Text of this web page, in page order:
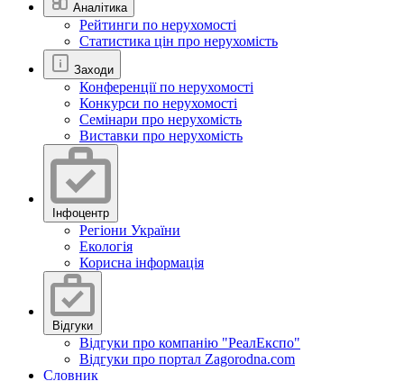
Аналітика
Рейтинги по нерухомості
Статистика цін про нерухомість
Заходи
Конференції по нерухомості
Конкурси по нерухомості
Семінари про нерухомість
Виставки про нерухомість
Інфоцентр
Регіони України
Екологія
Корисна інформація
Відгуки
Відгуки про компанію "РеалЕкспо"
Відгуки про портал Zagorodna.com
Словник